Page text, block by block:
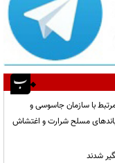
۲۱ نفر از مزدوران مرتبط با سازمان جاسوسی و
و بازداشت ۴ نفر از اعضای باندهای مسلح شرارت و اغتشاش
شدند